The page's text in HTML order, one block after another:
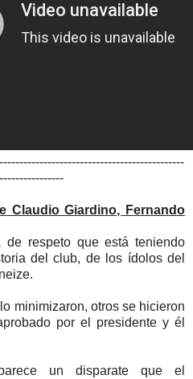
Claudio Giardino, Fernando
de respeto que está teniendo
del club, de los ídolos del
minimizaron, otros se hicieron
por el presidente y él
un disparate que el